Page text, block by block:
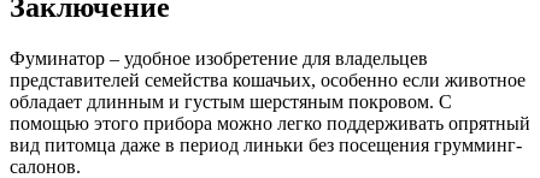
Заключение
Фуминатор – удобное изобретение для владельцев
представителей семейства кошачьих, особенно если животное
обладает длинным и густым шерстяным покровом. С
помощью этого прибора можно легко поддерживать опрятный
вид питомца даже в период линьки без посещения грумминг-
салонов.